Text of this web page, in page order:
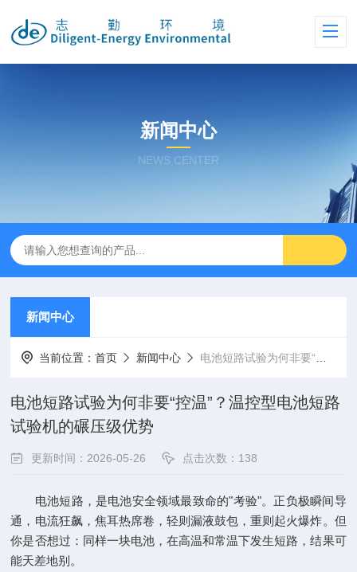
新闻中心
NEWS CENTER
新闻中心
当前位置：首页 新闻中心 电池短路试验为何非要“控温”？温控型电池短路试验机的碾压级优势
电池短路试验为何非要“控温”？温控型电池短路
试验机的碾压级优势
更新时间：2026-05-26 点击次数：138
电池短路，是电池安全领域最致命的"考验"。正负极瞬间导
通，电流狂飙，焦耳热席卷，轻则漏液鼓包，重则起火爆炸。但
你是否想过：同样一块电池，在高温和常温下发生短路，结果可
能天差地别。